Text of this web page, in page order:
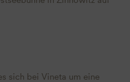
sich bei Vineta um eine